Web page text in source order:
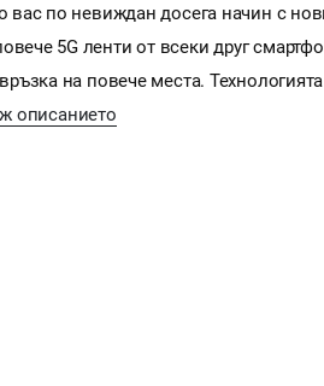
вас по невиждан досега начин с
5G ленти от всеки друг
на повече места.
описанието